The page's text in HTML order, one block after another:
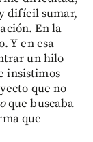
difícil sumar,
En la
Y en esa
un hilo
insistimos
que no
que buscaba
que